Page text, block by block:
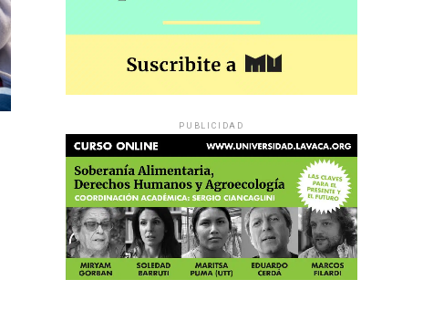
PUBLICIDAD